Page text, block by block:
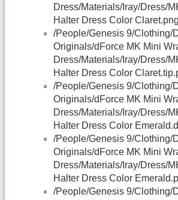
Dress/Materials/Iray/Dress/
Halter Dress Color Claret.png
/People/Genesis 9/Clothing/
Originals/dForce MK Mini
Dress/Materials/Iray/Dress/
Halter Dress Color
/People/Genesis 9/Clothing/
Originals/dForce MK Mini
Dress/Materials/Iray/Dress/
Halter Dress Color
/People/Genesis 9/Clothing/
Originals/dForce MK Mini
Dress/Materials/Iray/Dress/
Halter Dress Color
/People/Genesis 9/Clothing/